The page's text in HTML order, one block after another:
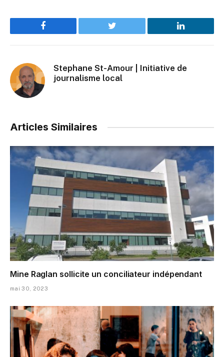
Facebook Twitter LinkedIn
Stephane St-Amour | Initiative de
journalisme local
Articles Similaires
Mine Raglan sollicite un conciliateur indépendant
mai 30, 2023